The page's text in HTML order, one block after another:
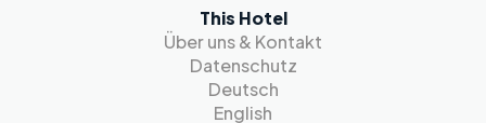
This Hotel
Über uns & Kontakt
Datenschutz
Deutsch
English